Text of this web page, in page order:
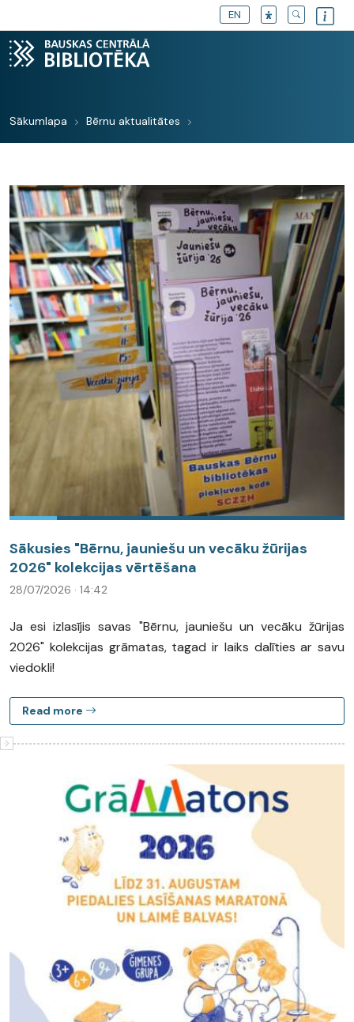
EN
Sākumlapa Bērnu aktualitātes
Sākusies "Bērnu, jauniešu un vecāku žūrijas
2026" kolekcijas vērtēšana
28/07/2026 · 14:42
Ja esi izlasījis savas "Bērnu, jauniešu un vecāku žūrijas
2026" kolekcijas grāmatas, tagad ir laiks dalīties ar savu
viedokli!
Read more